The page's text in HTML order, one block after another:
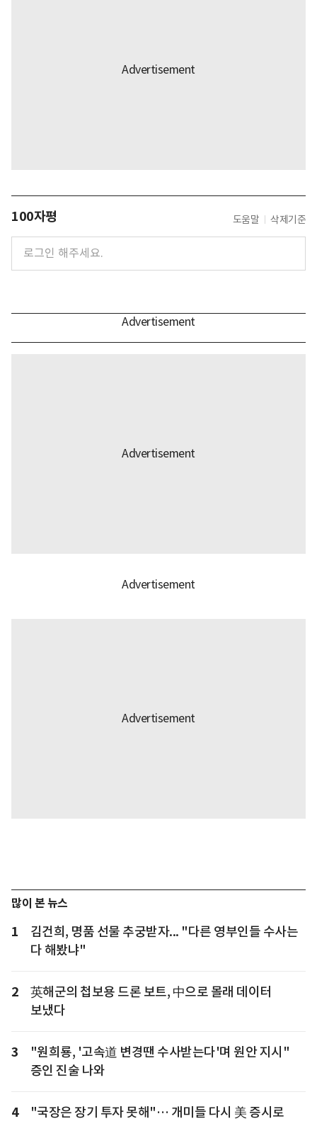
100자평 도움말 삭제기준
많이 본 뉴스
1
김건희, 명품 선물 추궁받자... "다른 영부인들 수사는
다 해봤냐"
2
英해군의 첩보용 드론 보트, 中으로 몰래 데이터
보냈다
3
"원희룡, '고속道 변경땐 수사받는다'며 원안 지시"
증인 진술 나와
4 "국장은 장기 투자 못해"… 개미들 다시 美 증시로